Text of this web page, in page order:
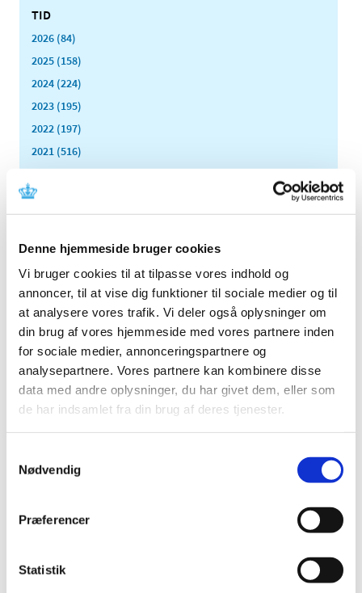
Denne hjemmeside bruger cookies
Vi bruger cookies til at tilpasse vores indhold og
annoncer, til at vise dig funktioner til sociale medier og til
at analysere vores trafik. Vi deler også oplysninger om
din brug af vores hjemmeside med vores partnere inden
for sociale medier, annonceringspartnere og
analysepartnere. Vores partnere kan kombinere disse
data med andre oplysninger, du har givet dem, eller som
de har indsamlet fra din brug af deres tjenester.
Nødvendig
Præferencer
Statistik
TID
2026 (84)
2025 (158)
2024 (224)
2023 (195)
2022 (197)
2021 (516)
2020 (263)
2019 (159)
2018 (150)
2017 (167)
2014 (44)
2013 (49)
2012 (44)
2011 (13)
2007 (3)
2005 (2)